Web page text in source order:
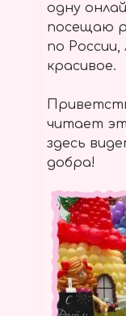
одну
посещаю
по
красивое.
читает
здесь
добра!